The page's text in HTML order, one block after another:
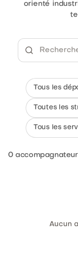
orienté
0
Aucun